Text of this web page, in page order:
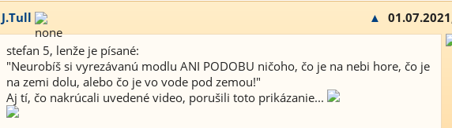
J.Tull ▲
stefan 5, lenže je písané:
"Neurobíš si vyrezávanú modlu ANI PODOBU ničoho, čo je na nebi hore, čo je
na zemi dolu, alebo čo je vo vode pod zemou!"
Aj tí, čo nakrúcali uvedené video, porušili toto prikázanie...